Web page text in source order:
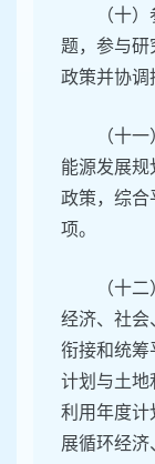
（十
题，参与研
政策并协调
（十
能源发展规
政策，综合
项。
（十
经济、社会
衔接和统筹
计划与土地
利用年度计
展循环经济